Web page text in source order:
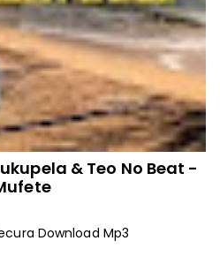
& Teo No Beat -
Download Mp3